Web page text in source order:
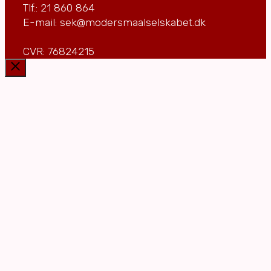
Tlf.: 21 860 864
E-mail: sek@modersmaalselskabet.dk
CVR: 76824215
Luk